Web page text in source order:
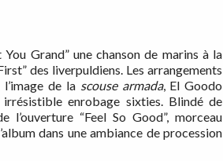
Grand” une chanson de marins à la
des liverpuldiens. Les arrangements
de la scouse armada, El Goodo
irrésistible enrobage sixties. Blindé de
“Feel So Good”, morceau
dans une ambiance de procession